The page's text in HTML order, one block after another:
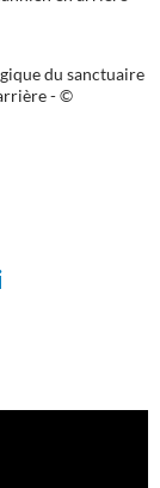
du sanctuaire
- ©